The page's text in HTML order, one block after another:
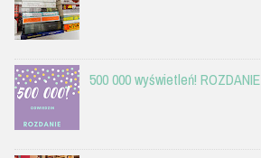
500 000 wyświetleń! ROZDANIE